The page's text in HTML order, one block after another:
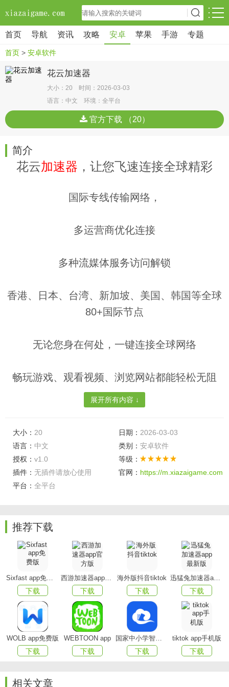
首页 导航 资讯 攻略 安卓 苹果 手游 专题
首页 > 安卓软件
花云加速器
大小：20 时间：2026-03-03
语言：中文 环境：全平台
官方下载 （20）
简介
花云加速器 ，让您飞速连接全球精彩
国际专线传输网络，
多运营商优化连接
多种流媒体服务访问解锁
香港、日本、台湾、新加坡、美国、韩国等全球
80+国际节点
无论您身在何处，一键连接全球网络
畅玩游戏、观看视频、浏览网站都能轻松无阻
免责声明：
使用本软件的同时，请严格遵守中国的法律法规。
本软件仅供科研,学习,教育,等一切合法目的使用。
严禁一切违反中国及服务器所在国法律的行为。
使用本软件将被视为对本声明全部内容的认可。
展开所有内容 ↓
大小： 20 日期： 2026-03-03
语言： 中文 类别： 安卓软件
授权： v1.0
等级：
插件： 无插件请放心使用 官网： https://m.xiazaigame.com
平台： 全平台
推荐下载
Sixfast app免费版
下载
西游加速器app官方版
下载
海外版抖音tiktok
下载
迅猛兔加速器app最新版
下载
WOLB app免费版
下载
WEBTOON app
下载
国家中小学智慧教育平台app(智慧中小学)
下载
tiktok app手机版
下载
相关文章